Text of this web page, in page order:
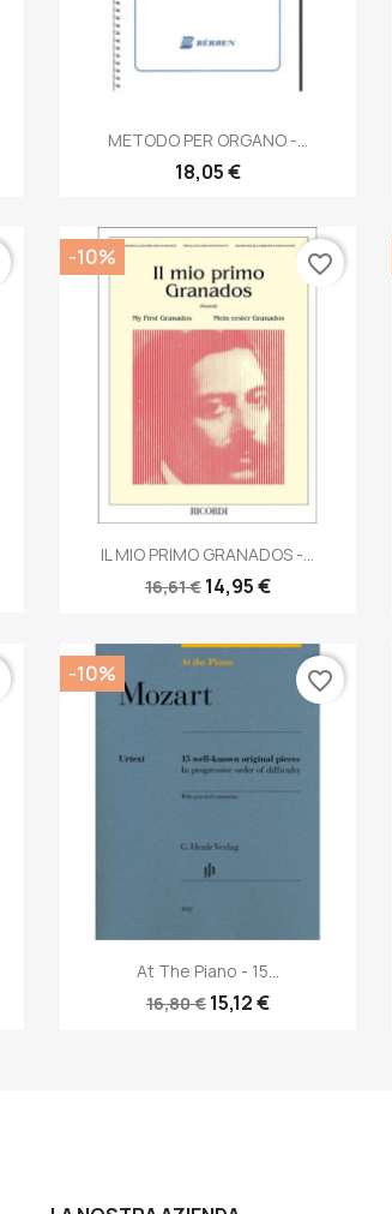
Anteprima
METODO PER ORGANO -...
18,05 €
Anteprima
IL MIO PRIMO GRANADOS -...
16,61 € 14,95 €
-10% favorite_border
Anteprima
At The Piano - 15...
16,80 € 15,12 €
-10% favorite_border